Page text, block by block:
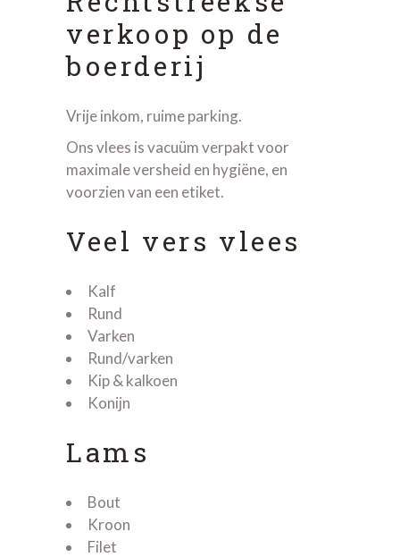
verkoop op de
boerderij
Vrije inkom, ruime parking.
Ons vlees is vacuüm verpakt voor
maximale versheid en hygiëne, en
voorzien van een etiket.
Veel vers vlees
Kalf
Rund
Varken
Rund/varken
Kip & kalkoen
Konijn
Lams
Bout
Kroon
Filet